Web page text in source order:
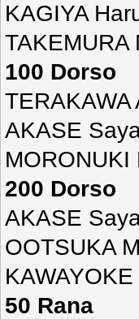
KAGIYA
100 Dorso
AKASE
200 Dorso
AKASE
50 Rana